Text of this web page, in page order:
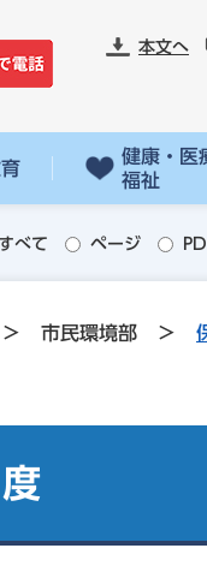
本文へ
健康・医
福祉
べて ページ
> 市民環境部 >